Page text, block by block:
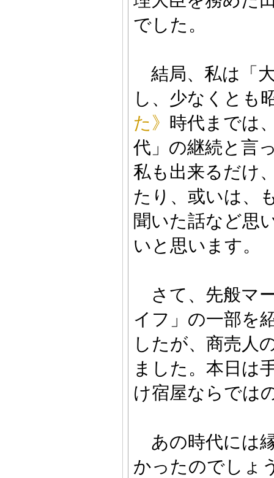
でした。
結局、私は「
し、少なくとも
た》 時代までは
代」の継続と言
私も出来るだけ
たり、或いは、
聞いた話など思
いと思います。
さて、先般マ
イフ」の一部を
したが、商売人
ました。本日は
け宿屋ならでは
あの時代には
かったのでしょ